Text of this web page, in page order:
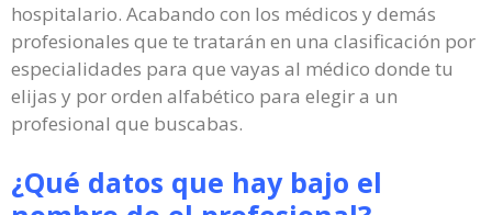
hospitalario. Acabando con los médicos y demás
profesionales que te tratarán en una clasificación por
especialidades para que vayas al médico donde tu
elijas y por orden alfabético para elegir a un
profesional que buscabas.
¿Qué datos que hay bajo el